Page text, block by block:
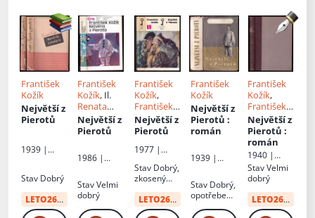
František
Kožík
Největší z
Pierotů
1939 |
klub
Stav Dobrý
LETO26od: 34 Kč
František
Kožík, Il.
Renata
Štolbová
Největší z
Pierotů
1986 |
nský
spisovatel
StavVelmi
dobrý
František
Kožík,
František
Tichý,Jean
Gaspard
Největší z
Pierotů
1977 |
nský
spisovatel
Stav Dobrý,
zkosený
hřbet, zašlá
obálka
LETO26od: 29 Kč
František
Kožík
Největší z
Pierotů:
román
1939 |
Borový
Stav Dobrý,
opotřebená
obálka
František
Kožík,
František
Muzika
Největší z
Pierotů :
román
1940 |
František
Borový
StavVelmi
dobrý
LETO26od: